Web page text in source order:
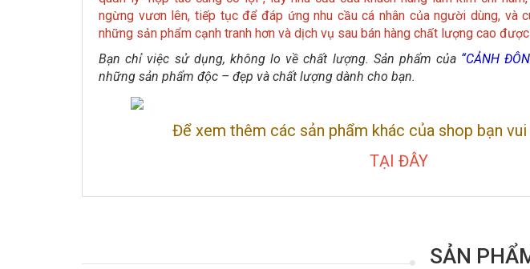
ngừng vươn lên, tiếp tục để đáp ứng nhu cầu cá nhân của người dùng, và
những sản phẩm cạnh tranh hơn và dịch vụ sau bán hàng chất lượng cao
Bạn chỉ việc sử dụng, không lo về chất lượng. Sản phẩm của “CẢNH
những sản phẩm độc – đẹp và chất lượng dành cho bạn.
Để xem thêm các sản phẩm khác của shop bạn
TẠI ĐÂY
SẢN